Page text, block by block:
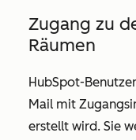
Zugang zu
Räumen
HubSpot-
Mail mit
erstellt wird. Sie